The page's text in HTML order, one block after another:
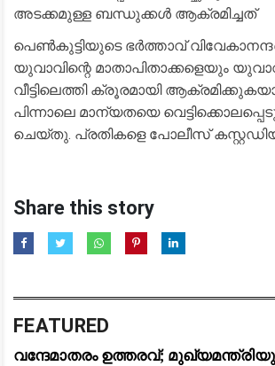
അടക്കമുള്ള ബന്ധുക്കൾ ആക്രമിച്ചത്
പെൺകുട്ടിയുടെ ഭർത്താവ്
യുവാവിന്റെ മാതാപിതാക്കളെയും
വീട്ടിലെത്തി ക്രൂരമായി
പിന്നാലെ മാന്യതയെ
ചെയ്തു. പ്രതികളെ പോലീസ്
Share this story
FEATURED
വന്ദേമാതരം ഉത്തരവ്;